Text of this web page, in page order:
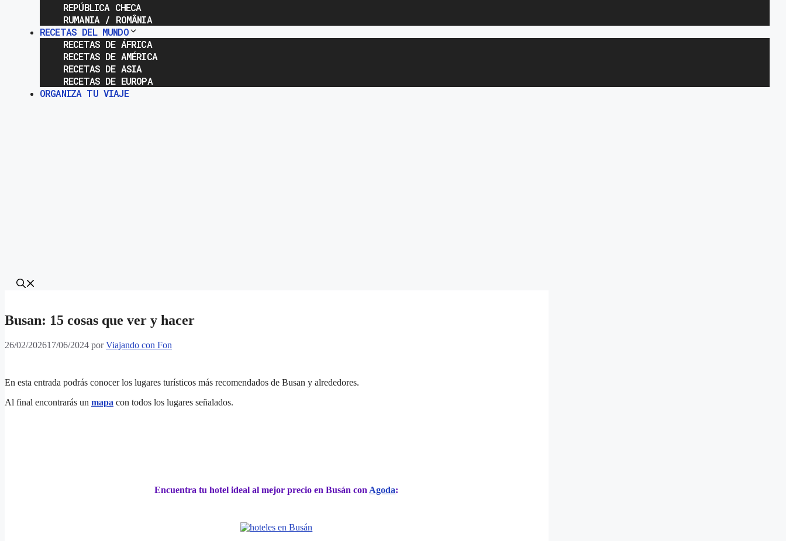
REPÚBLICA CHECA
RUMANIA / ROMÂNIA
RECETAS DEL MUNDO
RECETAS DE ÁFRICA
RECETAS DE AMÉRICA
RECETAS DE ASIA
RECETAS DE EUROPA
ORGANIZA TU VIAJE
Busan: 15 cosas que ver y hacer
26/02/202617/06/2024 porViajando con Fon
En esta entrada podrás conocer los lugares turísticos más recomendados de Busan y alrededores.
Al final encontrarás un mapa con todos los lugares señalados.
Encuentra tu hotel ideal al mejor precio en Busán con Agoda: